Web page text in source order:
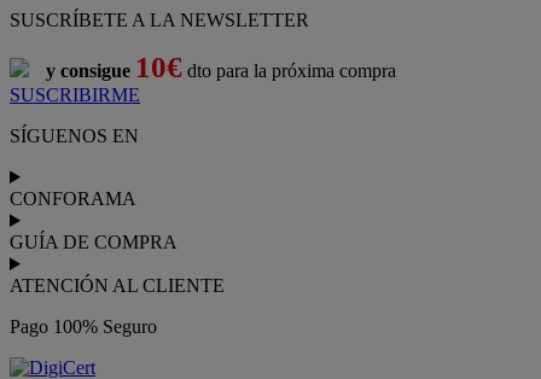
SUSCRÍBETE A LA NEWSLETTER
y consigue 10€ dto para la próxima compra
SUSCRIBIRME
SÍGUENOS EN
CONFORAMA
GUÍA DE COMPRA
ATENCIÓN AL CLIENTE
Pago 100% Seguro